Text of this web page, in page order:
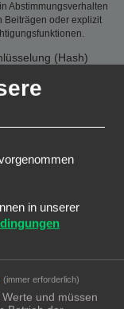
Abstimmungsverhalten
Beiträgen oder explizit
(Hash)
zu
deinem
sorgsam um.
deinem Passwort
so kannst du
benutzen. Die
Benutzernamen und
ein neu
du dann auf das
und oben
in unserer
(immer erforderlich)
und müssen